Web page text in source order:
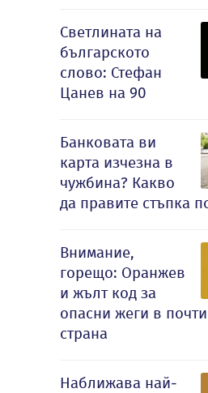
Светлината на
българското
слово: Стефан
Цанев на 90
Банковата ви
карта изчезна в
чужбина? Какво
да правите стъпка
Внимание,
горещо: Оранжев
и жълт код за
опасни жеги в
страна
Наближава най-